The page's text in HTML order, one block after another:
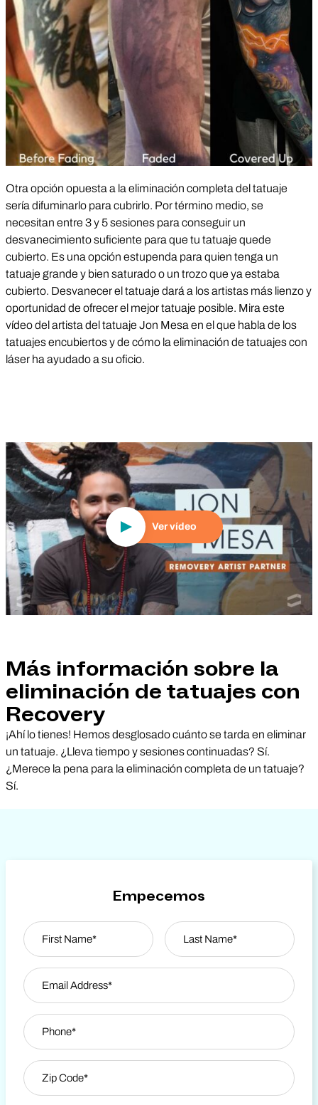
Otra opción opuesta a la eliminación completa del tatuaje
sería difuminarlo para cubrirlo. Por término medio, se
necesitan entre 3 y 5 sesiones para conseguir un
desvanecimiento suficiente para que tu tatuaje quede
cubierto. Es una opción estupenda para quien tenga un
tatuaje grande y bien saturado o un trozo que ya estaba
cubierto. Desvanecer el tatuaje dará a los artistas más lienzo y
oportunidad de ofrecer el mejor tatuaje posible. Mira este
vídeo del artista del tatuaje Jon Mesa en el que habla de los
tatuajes encubiertos y de cómo la eliminación de tatuajes con
láser ha ayudado a su oficio.
Reproducir vídeo
Ver vídeo
Más información sobre la
eliminación de tatuajes con
Recovery
¡Ahí lo tienes! Hemos desglosado cuánto se tarda en eliminar
un tatuaje. ¿Lleva tiempo y sesiones continuadas? Sí.
¿Merece la pena para la eliminación completa de un tatuaje?
Sí.
Empecemos
Name
Nombre
Email Address
Phone
Zip Code